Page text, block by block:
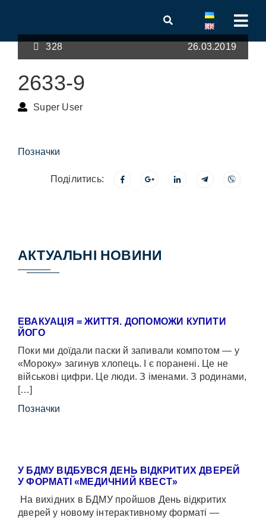
328 26.03.2019
2633-9
Super User
Позначки
Поділитись:
АКТУАЛЬНІ НОВИНИ
ЕВАКУАЦІЯ = ЖИТТЯ. ДОПОМОЖИ КУПИТИ
ЙОГО
Поки ми доїдали паски й запивали компотом — у
«Мороку» загинув хлопець. І є поранені. Це не
військові цифри. Це люди. З іменами. З родинами,
[…]
Позначки
У БДМУ ВІДБУВСЯ ДЕНЬ ВІДКРИТИХ ДВЕРЕЙ
У ФОРМАТІ «МЕДИЧНИЙ КВЕСТ»
На вихідних в БДМУ пройшов День відкритих
дверей у новому інтерактивному форматі —